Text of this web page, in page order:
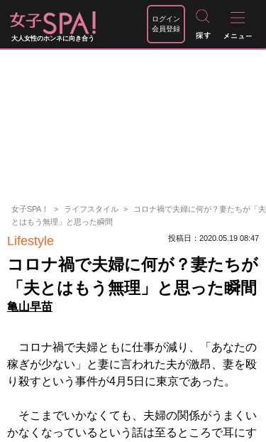
大人女性のホンネに向き合う
ログイン
会員登録
女子SPA！ ライフスタイル
コロナ禍で夫婦に何が？妻たちが「夫
とはもう無理」と思った瞬間
Lifestyle 投稿日：2020.05.19 08:47
コロナ禍で夫婦に何が？妻たちが
「夫とはもう無理」と思った瞬間
亀山早苗
コロナ禍で夫婦ともに仕事が減り、「あなたの
稼ぎが少ない」と妻に言われた夫が激昂、妻を殴
り殺すという事件が4月5日に東京であった。
そこまでいかなくても、夫婦の関係がうまくい
かなくなっているという話は至るところで耳にす